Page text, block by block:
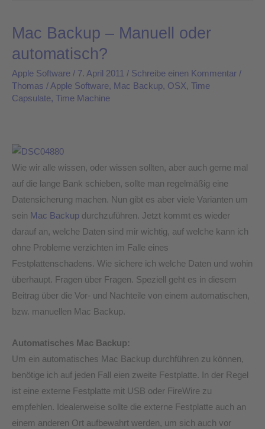
Mac Backup – Manuell oder
automatisch?
Apple Software / 7. April 2011 / Schreibe einen Kommentar /
Thomas / Apple Software, Mac Backup, OSX, Time
Capsulate, Time Machine
Wie wir alle wissen, oder wissen sollten, aber auch gerne mal
auf die lange Bank schieben, sollte man regelmäßig eine
Datensicherung machen. Nun gibt es aber viele Varianten um
sein Mac Backup durchzuführen. Jetzt kommt es wieder
darauf an, welche Daten sind mir wichtig, auf welche kann ich
ohne Probleme verzichten im Falle eines
Festplattenschadens. Wie sichere ich welche Daten und wohin
überhaupt. Fragen über Fragen. Speziell geht es in diesem
Beitrag über die Vor- und Nachteile von einem automatischen,
bzw. manuellen Mac Backup.
Automatisches Mac Backup:
Um ein automatisches Mac Backup durchführen zu können,
benötige ich auf jeden Fall eien zweite Festplatte. In der Regel
ist eine externe Festplatte mit USB oder FireWire zu
empfehlen. Idealerweise sollte die externe Festplatte auch an
einem anderen Ort aufbewahrt werden, um sich auch vor
Mac
–
Manuell
oder